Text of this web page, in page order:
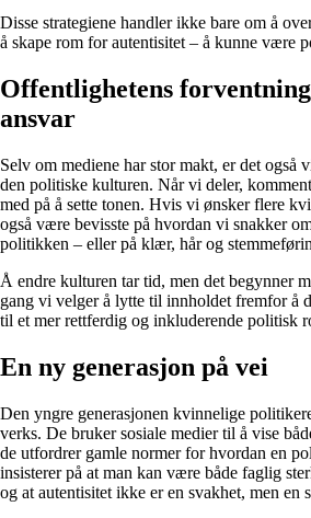
Disse strategiene handler ikke bare om å
å skape rom for autentisitet – å kunne være
Offentlighetens
ansvar
Selv om mediene har stor makt, er det også
den politiske kulturen. Når vi deler,
med på å sette tonen. Hvis vi ønsker flere
også være bevisste på hvordan vi snakker
politikken – eller på klær, hår og
Å endre kulturen tar tid, men det begynner
gang vi velger å lytte til innholdet fremfor å
til et mer rettferdig og inkluderende politisk
En ny generasjon på vei
Den yngre generasjonen kvinnelige
verks. De bruker sosiale medier til å vise
de utfordrer gamle normer for hvordan en
insisterer på at man kan være både faglig
og at autentisitet ikke er en svakhet, men en